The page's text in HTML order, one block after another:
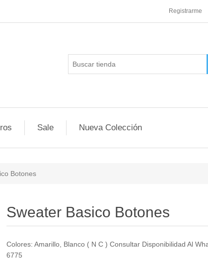
Registrarme
Sale Nueva Colección
Botones
Sweater Basico Botones
Colores: Amarillo, Blanco ( N C ) Consultar Disponibilidad Al
6775